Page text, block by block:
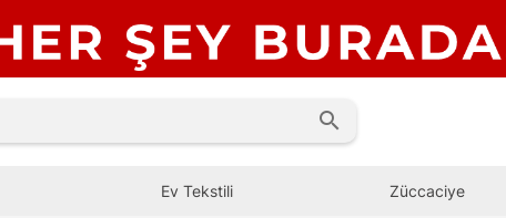
search
Ev Tekstili Züccaciye